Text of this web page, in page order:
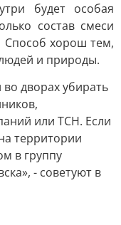
будет особая
состав смеси
Способ хорош тем,
и природы.
дворах убирать
или ТСН. Если
территории
в группу
- советуют в